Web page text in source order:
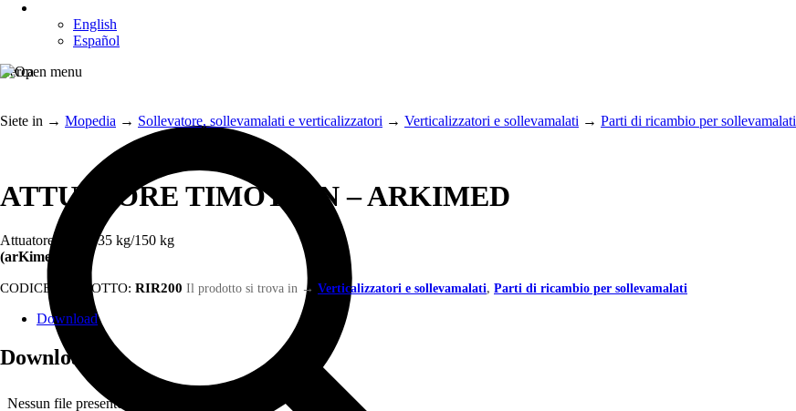
English
Español
Cerca
Siete in → Mopedia → Sollevatore, sollevamalati e verticalizzatori → Verticalizzatori e sollevamalati → Parti di ricambio per sollevamalati
ATTUATORE TIMOTION – ARKIMED
Attuatore per il 135 kg/150 kg
(arKimed)
CODICE PRODOTTO: RIR200 Il prodotto si trova in → Verticalizzatori e sollevamalati, Parti di ricambio per sollevamalati
Download
Download